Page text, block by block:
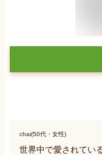
chai(50代・女性)
世界中で愛されてい